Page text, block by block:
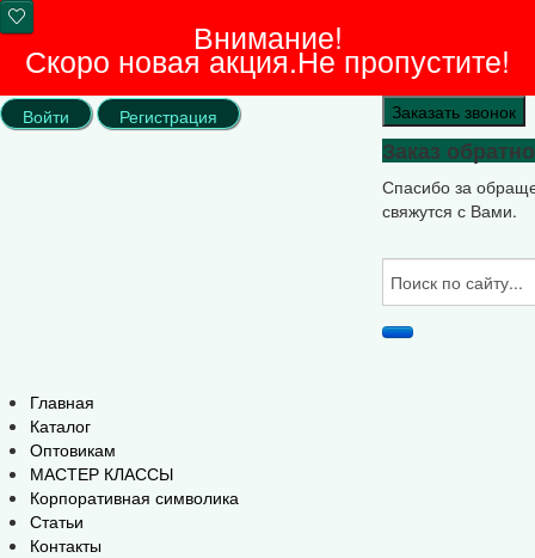
Внимание!
Скоро новая акция.Не пропустите!
Войти Регистрация Заказать звонок
Заказ
Спасибо за
свяжутся с Вами.
Главная
Каталог
Оптовикам
МАСТЕР КЛАССЫ
Корпоративная символика
Статьи
Контакты